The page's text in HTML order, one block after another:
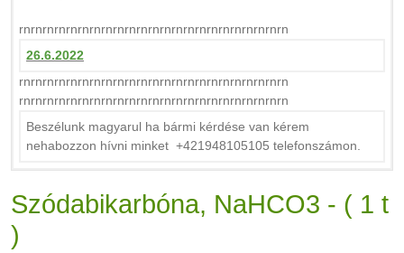
rnrnrnrnrnrnrnrnrnrnrnrnrnrnrnrnrnrnrnrnrnrnrn
26.6.2022
rnrnrnrnrnrnrnrnrnrnrnrnrnrnrnrnrnrnrnrnrnrnrn
rnrnrnrnrnrnrnrnrnrnrnrnrnrnrnrnrnrnrnrnrnrnrn
Beszélunk magyarul ha bármi kérdése van kérem
nehabozzon hívni minket +421948105105 telefonszámon.
Szódabikarbóna, NaHCO3 - ( 1 t
)